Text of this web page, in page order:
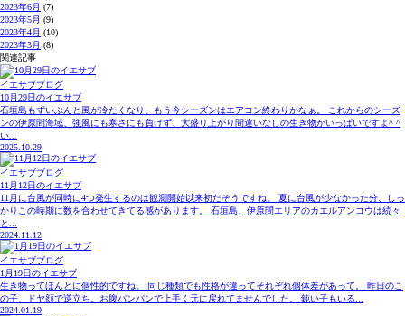
2023年6月 (7)
2023年5月 (9)
2023年4月 (10)
2023年3月 (8)
関連記事
イエサブブログ
10月29日のイエサブ
石垣島もずいぶんと風が冷たくなり、もう今シーズンはエアコン終わりかなぁ。 これからのシーズ
ンの伊原間海域、強風にも寒さにも負けず、大盛り上がり間違いなしの生き物がいっぱいですよ^ ^
い...
2025.10.29
イエサブブログ
11月12日のイエサブ
11月に台風が同時に4つ発生するのは観測開始以来初だそうですね。 夏に台風が少なかった分、しっ
かりこの時期に数を合わせてきてる感があります。 石垣島、伊原間エリアのカエルアンコウは続々
と...
2024.11.12
イエサブブログ
1月19日のイエサブ
生き物ってほんとに個性的ですね。 同じ種類でも性格が違ってそれぞれ個体差があって。 昨日のこ
の子、ドヤ顔で逆立ち。お腹パンパンで上手く元に戻れてませんでした。 鈍い子もいる...
2024.01.19